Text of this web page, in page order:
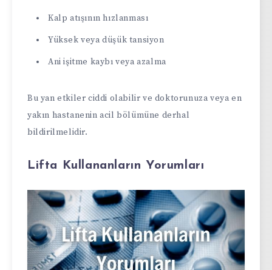
Kalp atışının hızlanması
Yüksek veya düşük tansiyon
Ani işitme kaybı veya azalma
Bu yan etkiler ciddi olabilir ve doktorunuza veya en
yakın hastanenin acil bölümüne derhal
bildirilmelidir.
Lifta Kullananların Yorumları